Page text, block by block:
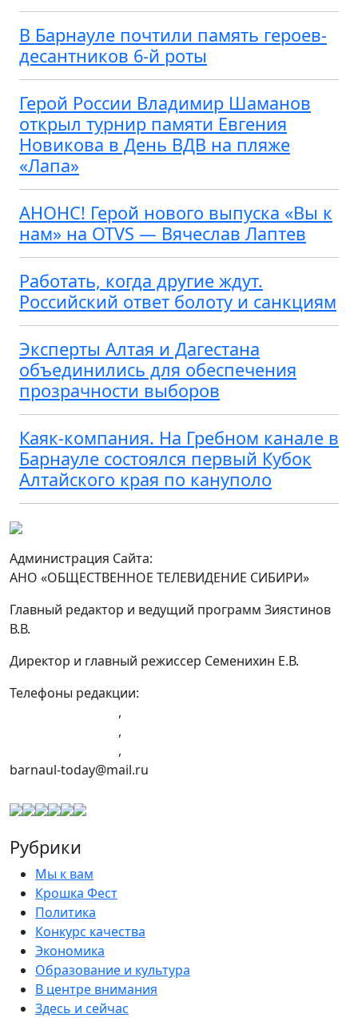
В Барнауле почтили память героев-
десантников 6-й роты
Герой России Владимир Шаманов
открыл турнир памяти Евгения
Новикова в День ВДВ на пляже
«Лапа»
АНОНС! Герой нового выпуска «Вы к
нам» на OTVS — Вячеслав Лаптев
Работать, когда другие ждут.
Российский ответ болоту и санкциям
Эксперты Алтая и Дагестана
объединились для обеспечения
прозрачности выборов
Каяк-компания. На Гребном канале в
Барнауле состоялся первый Кубок
Алтайского края по кануполо
Администрация Сайта:
АНО «ОБЩЕСТВЕННОЕ ТЕЛЕВИДЕНИЕ СИБИРИ»
Главный редактор и ведущий программ Зиястинов
В.В.
Директор и главный режиссер Семенихин Е.В.
Телефоны редакции:
,
,
,
barnaul-today@mail.ru
Рубрики
Мы к вам
Крошка Фест
Политика
Конкурс качества
Экономика
Образование и культура
В центре внимания
Здесь и сейчас